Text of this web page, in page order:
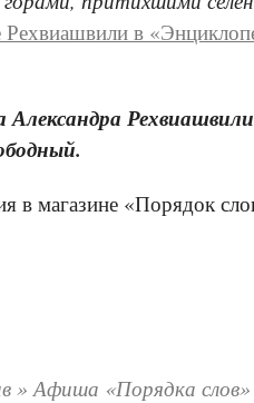
Рехвиашвили в
в магазине «Порядок
» Афиша «Порядка